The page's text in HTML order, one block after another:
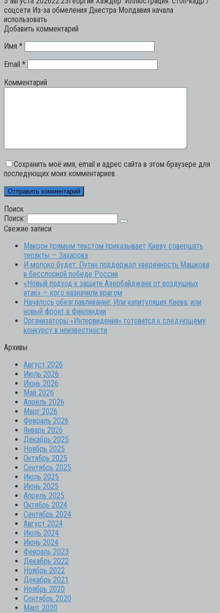
соцсети Из-за обмеления Днестра Молдавия начала
использовать
Добавить комментарий
Имя *
Email *
Комментарий
Сохранить моё имя, email и адрес сайта в этом браузере для
последующих моих комментариев.
Поиск
Поиск:
Свежие записи
Макрон прямым текстом приказывает Киеву совершать
теракты — Захарова
И молоко будет: Путин поддержал уверенность Машкова
в бесспорной победе России
«Новый подход к защите Азербайджана от воздушных
атак» — кого назначили врагом
Началось обезглавливание: Или капитуляция Киева, или
новый фронт в Финляндии
Организаторы «Интервидения» готовятся к следующему
конкурсу в неизвестности
Архивы
Август 2026
Июль 2026
Июнь 2026
Май 2026
Апрель 2026
Март 2026
Февраль 2026
Январь 2026
Декабрь 2025
Ноябрь 2025
Октябрь 2025
Сентябрь 2025
Июль 2025
Июнь 2025
Апрель 2025
Октябрь 2024
Сентябрь 2024
Август 2024
Июль 2024
Июнь 2024
Февраль 2023
Декабрь 2022
Ноябрь 2022
Декабрь 2021
Ноябрь 2020
Сентябрь 2020
Март 2020